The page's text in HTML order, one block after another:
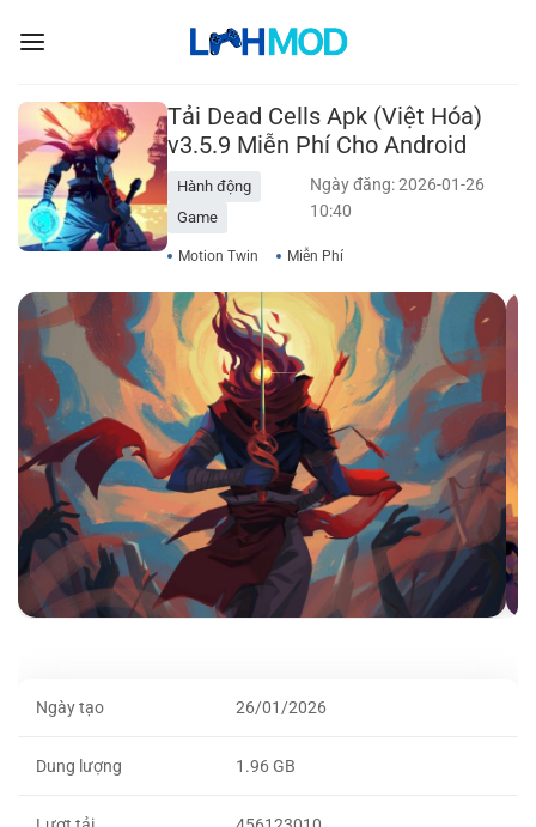
qua
dung
Tải Dead Cells Apk (Việt Hóa)
v3.5.9 Miễn Phí Cho Android
Hành động
Game
Ngày đăng: 2026-01-26
10:40
Motion Twin Miễn Phí
Ngày tạo 26/01/2026
Dung lượng 1.96 GB